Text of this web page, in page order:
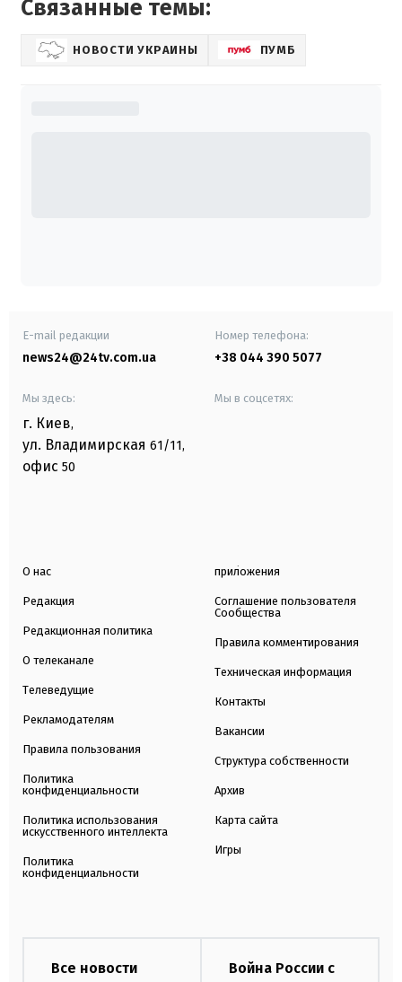
Связанные темы:
НОВОСТИ УКРАИНЫ ПУМБ
E-mail редакции
news24@24tv.com.ua
Номер телефона:
+38 044 390 5077
Мы здесь:
г. Киев,
ул. Владимирская 61/11,
офис 50
Мы в соцсетях:
О нас
Редакция
Редакционная политика
О телеканале
Телеведущие
Рекламодателям
Правила пользования
Политика
конфиденциальности
Политика использования
искусственного интеллекта
Политика
конфиденциальности
приложения
Соглашение пользователя
Сообщества
Правила комментирования
Техническая информация
Контакты
Вакансии
Структура собственности
Архив
Карта сайта
Игры
Все новости
Война России с